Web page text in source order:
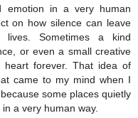
emotion in a very human
on how silence can leave
Sometimes a kind
or even a small creative
heart forever. That idea of
came to my mind when I
because some places quietly
a very human way.